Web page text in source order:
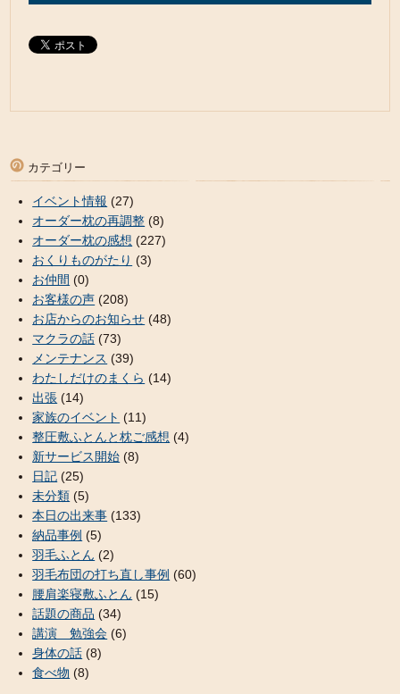
カテゴリー
イベント情報 (27)
オーダー枕の再調整 (8)
オーダー枕の感想 (227)
おくりものがたり (3)
お仲間 (0)
お客様の声 (208)
お店からのお知らせ (48)
マクラの話 (73)
メンテナンス (39)
わたしだけのまくら (14)
出張 (14)
家族のイベント (11)
整圧敷ふとんと枕ご感想 (4)
新サービス開始 (8)
日記 (25)
未分類 (5)
本日の出来事 (133)
納品事例 (5)
羽毛ふとん (2)
羽毛布団の打ち直し事例 (60)
腰肩楽寝敷ふとん (15)
話題の商品 (34)
講演 勉強会 (6)
身体の話 (8)
食べ物 (8)